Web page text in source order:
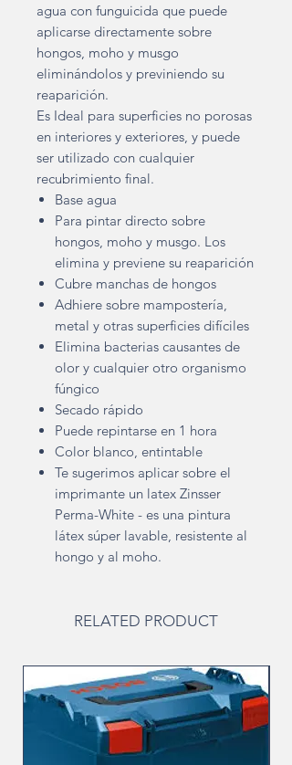
agua con funguicida que puede
aplicarse directamente sobre
hongos, moho y musgo
eliminándolos y previniendo su
reaparición.
Es Ideal para superficies no porosas
en interiores y exteriores, y puede
ser utilizado con cualquier
recubrimiento final.
Base agua
Para pintar directo sobre
hongos, moho y musgo. Los
elimina y previene su reaparición
Cubre manchas de hongos
Adhiere sobre mampostería,
metal y otras superficies difíciles
Elimina bacterias causantes de
olor y cualquier otro organismo
fúngico
Secado rápido
Puede repintarse en 1 hora
Color blanco, entintable
Te sugerimos aplicar sobre el
imprimante un latex Zinsser
Perma-White - es una pintura
látex súper lavable, resistente al
hongo y al moho.
RELATED PRODUCT